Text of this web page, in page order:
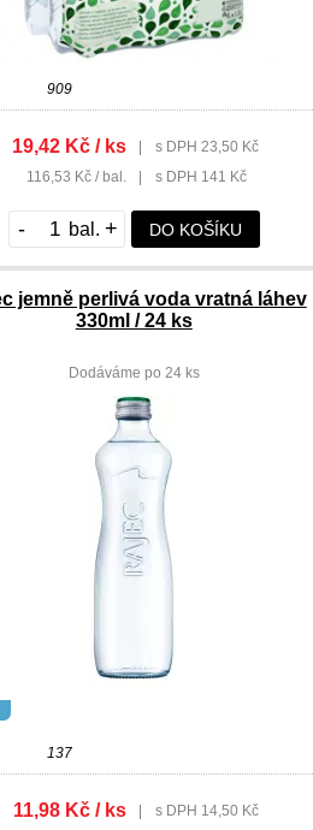
909
19,42 Kč / ks
s DPH 23,50 Kč
116,53 Kč / bal.
s DPH 141 Kč
- + DO KOŠÍKU
jemně perlivá voda vratná láhev
330ml / 24 ks
Dodáváme po 24 ks
137
11,98 Kč / ks
s DPH 14,50 Kč